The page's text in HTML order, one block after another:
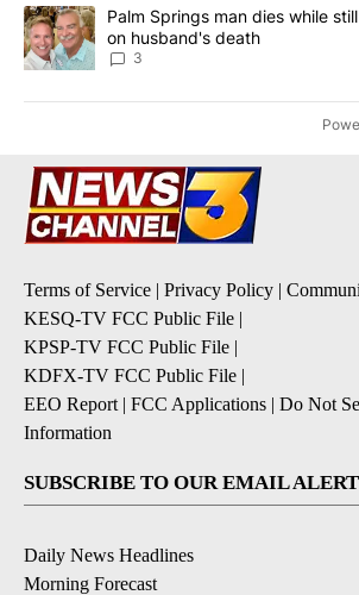
A trending article titled "Palm Springs
Palm Springs man dies while
on husband's death
3
Terms of Service | Privacy Policy |
KESQ-TV FCC Public File |
KPSP-TV FCC Public File |
KDFX-TV FCC Public File |
EEO Report | FCC Applications | Do Not
Information
SUBSCRIBE TO OUR EMAIL
Daily News Headlines
Morning Forecast